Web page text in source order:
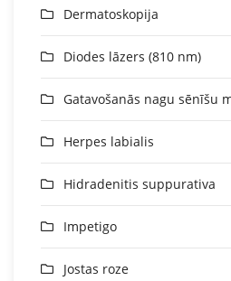
Dermatoskopija
Diodes lāzers (810 nm)
Gatavošanās nagu sēnīšu
Herpes labialis
Hidradenitis suppurativa
Impetigo
Jostas roze